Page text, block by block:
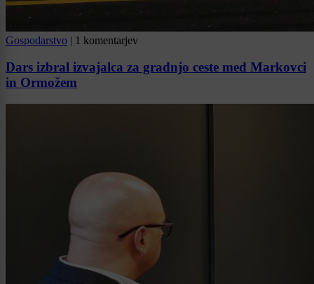
Gospodarstvo | 1 komentarjev
Dars izbral izvajalca za gradnjo ceste med Markovci
in Ormožem